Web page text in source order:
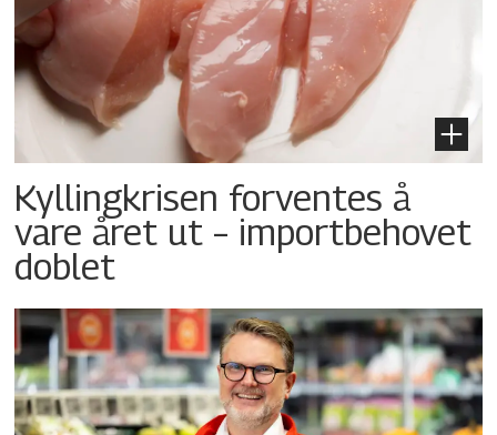
Kyllingkrisen forventes å
vare året ut – importbehovet
doblet